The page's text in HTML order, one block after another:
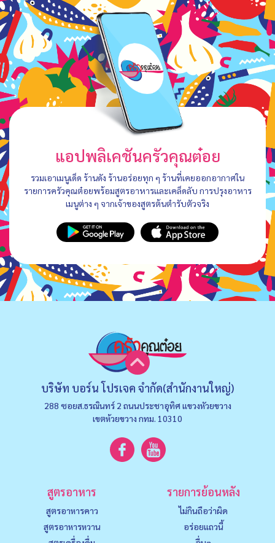
แอปพลิเคชันครัวคุณต๋อย
รวมเอาเมนูเด็ด ร้านดัง ร้านอร่อยทุก ๆ ร้านที่เคยออกอากาศใน
รายการครัวคุณต๋อยพร้อมสูตรอาหารและเคล็ดลับ การปรุงอาหาร
เมนูต่าง ๆ จากเจ้าของสูตรต้นตำรับตัวจริง
บริษัท บอร์น โปรเจค จำกัด(สำนักงานใหญ่)
288 ซอยส.ธรณินทร์ 2 ถนนประชาอุทิศ แขวงหัวยขวาง
เขตห้วยขวาง กทม. 10310
สูตรอาหาร
สูตรอาหารคาว
สูตรอาหารหวาน
รายการย้อนหลัง
ไม่กินถือว่าผิด
อร่อยแถวนี้